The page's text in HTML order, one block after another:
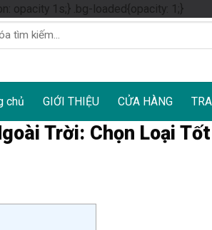
opacity 1s;} .bg-loaded{opacity: 1;}Skip
to
chủ GIỚI THIỆU CỬA HÀNG
Trời: Chọn Loại